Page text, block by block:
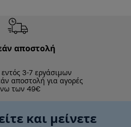
αποστολή
3-7 εργάσιμων
αποστολή για αγορές
των 49€
και μείνετε